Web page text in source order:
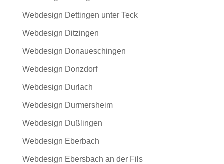
Webdesign Dettingen unter Teck
Webdesign Ditzingen
Webdesign Donaueschingen
Webdesign Donzdorf
Webdesign Durlach
Webdesign Durmersheim
Webdesign Dußlingen
Webdesign Eberbach
Webdesign Ebersbach an der Fils